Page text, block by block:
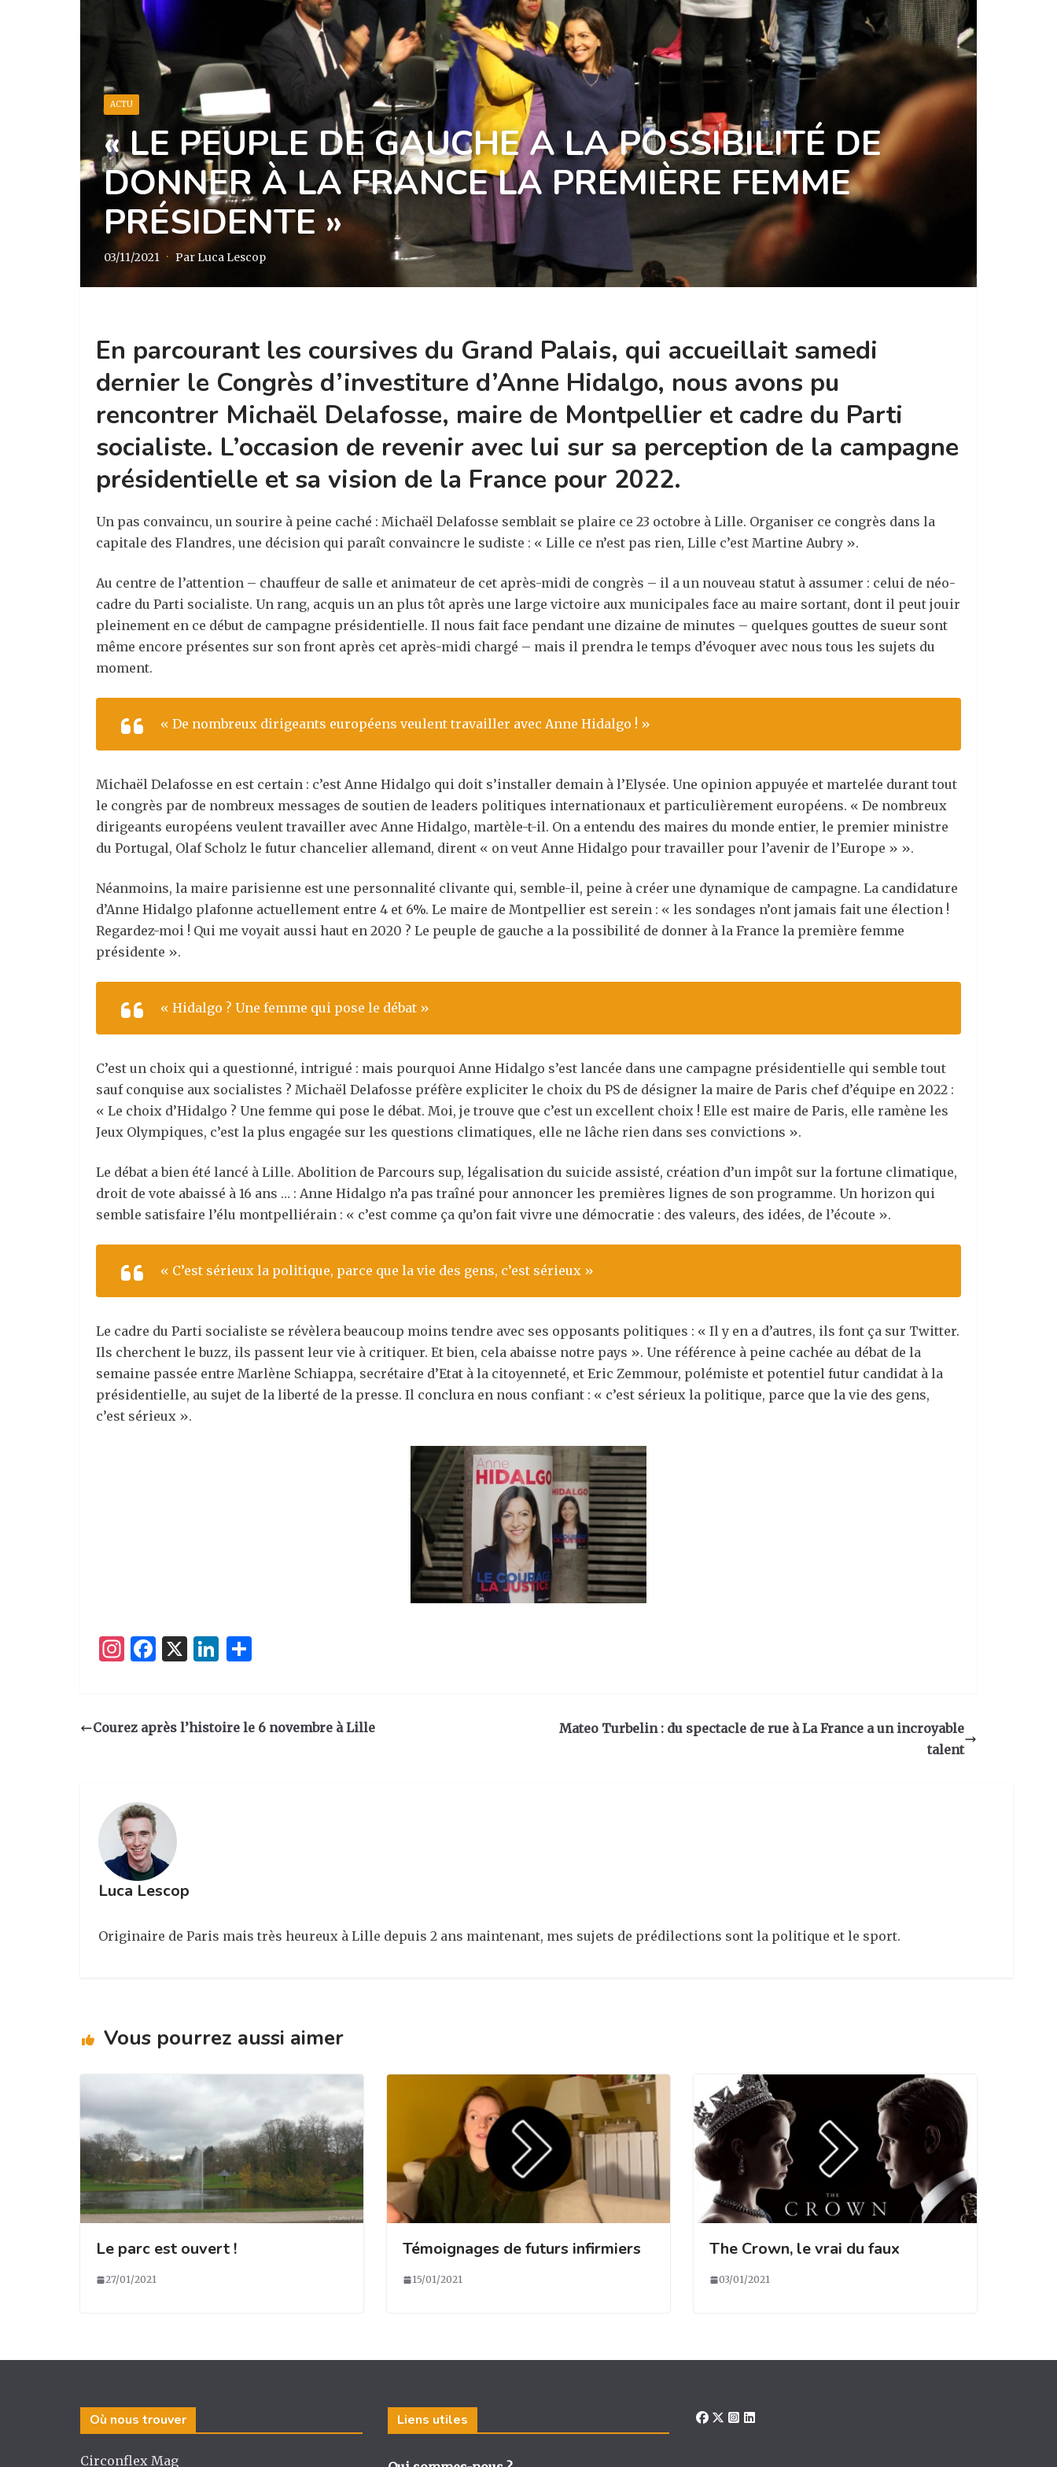
ACTU
« LE PEUPLE DE GAUCHE A LA POSSIBILITÉ DE
DONNER À LA FRANCE LA PREMIÈRE FEMME
PRÉSIDENTE »
03/11/2021 · Par Luca Lescop
En parcourant les coursives du Grand Palais, qui accueillait samedi
dernier le Congrès d’investiture d’Anne Hidalgo, nous avons pu
rencontrer Michaël Delafosse, maire de Montpellier et cadre du Parti
socialiste. L’occasion de revenir avec lui sur sa perception de la campagne
présidentielle et sa vision de la France pour 2022.
Un pas convaincu, un sourire à peine caché : Michaël Delafosse semblait se plaire ce 23 octobre à Lille. Organiser ce congrès dans la
capitale des Flandres, une décision qui paraît convaincre le sudiste : « Lille ce n’est pas rien, Lille c’est Martine Aubry ».
Au centre de l’attention – chauffeur de salle et animateur de cet après-midi de congrès – il a un nouveau statut à assumer : celui de néo-
cadre du Parti socialiste. Un rang, acquis un an plus tôt après une large victoire aux municipales face au maire sortant, dont il peut jouir
pleinement en ce début de campagne présidentielle. Il nous fait face pendant une dizaine de minutes – quelques gouttes de sueur sont
même encore présentes sur son front après cet après-midi chargé – mais il prendra le temps d’évoquer avec nous tous les sujets du
moment.
« De nombreux dirigeants européens veulent travailler avec Anne Hidalgo ! »
Michaël Delafosse en est certain : c’est Anne Hidalgo qui doit s’installer demain à l’Elysée. Une opinion appuyée et martelée durant tout
le congrès par de nombreux messages de soutien de leaders politiques internationaux et particulièrement européens. « De nombreux
dirigeants européens veulent travailler avec Anne Hidalgo, martèle-t-il. On a entendu des maires du monde entier, le premier ministre
du Portugal, Olaf Scholz le futur chancelier allemand, dirent « on veut Anne Hidalgo pour travailler pour l’avenir de l’Europe » ».
Néanmoins, la maire parisienne est une personnalité clivante qui, semble-il, peine à créer une dynamique de campagne. La candidature
d’Anne Hidalgo plafonne actuellement entre 4 et 6%. Le maire de Montpellier est serein : « les sondages n’ont jamais fait une élection !
Regardez-moi ! Qui me voyait aussi haut en 2020 ? Le peuple de gauche a la possibilité de donner à la France la première femme
présidente ».
« Hidalgo ? Une femme qui pose le débat »
C’est un choix qui a questionné, intrigué : mais pourquoi Anne Hidalgo s’est lancée dans une campagne présidentielle qui semble tout
sauf conquise aux socialistes ? Michaël Delafosse préfère expliciter le choix du PS de désigner la maire de Paris chef d’équipe en 2022 :
« Le choix d’Hidalgo ? Une femme qui pose le débat. Moi, je trouve que c’est un excellent choix ! Elle est maire de Paris, elle ramène les
Jeux Olympiques, c’est la plus engagée sur les questions climatiques, elle ne lâche rien dans ses convictions ».
Le débat a bien été lancé à Lille. Abolition de Parcours sup, légalisation du suicide assisté, création d’un impôt sur la fortune climatique,
droit de vote abaissé à 16 ans … : Anne Hidalgo n’a pas traîné pour annoncer les premières lignes de son programme. Un horizon qui
semble satisfaire l’élu montpelliérain : « c’est comme ça qu’on fait vivre une démocratie : des valeurs, des idées, de l’écoute ».
« C’est sérieux la politique, parce que la vie des gens, c’est sérieux »
Le cadre du Parti socialiste se révèlera beaucoup moins tendre avec ses opposants politiques : « Il y en a d’autres, ils font ça sur Twitter.
Ils cherchent le buzz, ils passent leur vie à critiquer. Et bien, cela abaisse notre pays ». Une référence à peine cachée au débat de la
semaine passée entre Marlène Schiappa, secrétaire d’Etat à la citoyenneté, et Eric Zemmour, polémiste et potentiel futur candidat à la
présidentielle, au sujet de la liberté de la presse. Il conclura en nous confiant : « c’est sérieux la politique, parce que la vie des gens,
c’est sérieux ».
I
a
m
F
e
o
k
X
Li
e
g
Courez après l’histoire le 6 novembre à Lille
Mateo Turbelin : du spectacle de rue à La France a un incroyable
talent
Luca Lescop
Originaire de Paris mais très heureux à Lille depuis 2 ans maintenant, mes sujets de prédilections sont la politique et le sport.
Vous pourrez aussi aimer
Le parc est ouvert !
27/01/2021
Témoignages de futurs infirmiers
15/01/2021
The Crown, le vrai du faux
03/01/2021
Où nous trouver
Circonflex Mag
Liens utiles